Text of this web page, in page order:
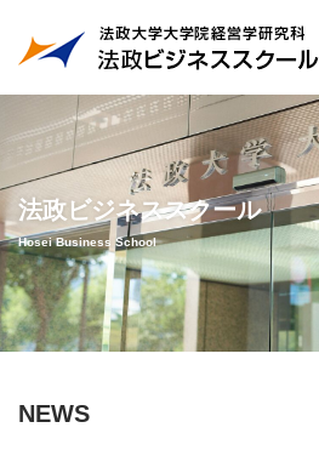
法政ビジネススクール
Hosei Business School
NEWS